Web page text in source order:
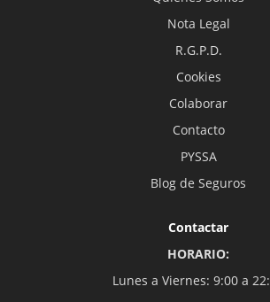
Nota Legal
R.G.P.D.
Cookies
Colaborar
Contacto
PYSSA
Blog de Seguros
Contactar
HORARIO:
Lunes a Viernes: 9:00 a